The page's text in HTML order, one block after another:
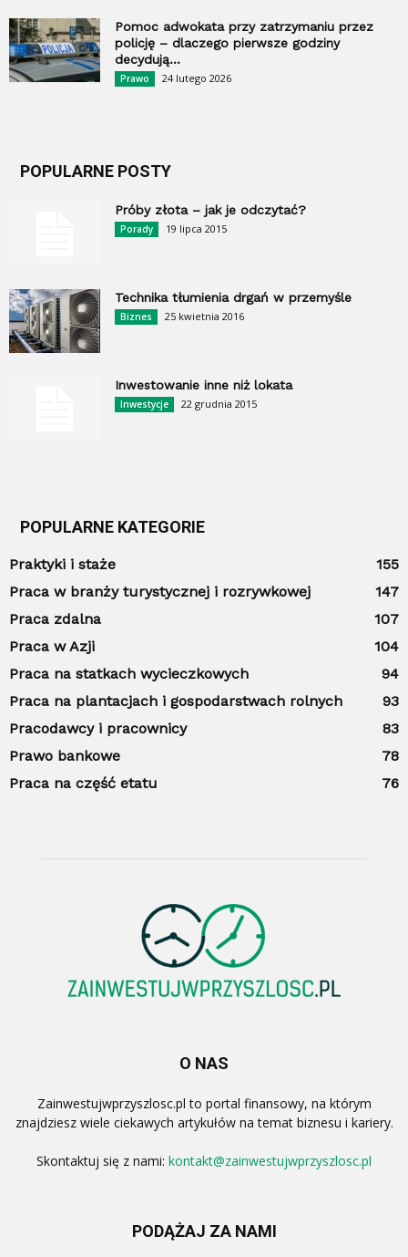
Pomoc adwokata przy zatrzymaniu przez
policję – dlaczego pierwsze godziny
decydują...
Prawo 24 lutego 2026
POPULARNE POSTY
Próby złota – jak je odczytać?
Porady 19 lipca 2015
Technika tłumienia drgań w przemyśle
Biznes 25 kwietnia 2016
Inwestowanie inne niż lokata
Inwestycje 22 grudnia 2015
POPULARNE KATEGORIE
Praktyki i staże
155
Praca w branży turystycznej i rozrywkowej
147
Praca zdalna
107
Praca w Azji
104
Praca na statkach wycieczkowych
94
Praca na plantacjach i gospodarstwach rolnych
93
Pracodawcy i pracownicy
83
Prawo bankowe
78
Praca na część etatu
76
O NAS
Zainwestujwprzyszlosc.pl to portal finansowy, na którym
znajdziesz wiele ciekawych artykułów na temat biznesu i kariery.
Skontaktuj się z nami: kontakt@zainwestujwprzyszlosc.pl
PODĄŻAJ ZA NAMI